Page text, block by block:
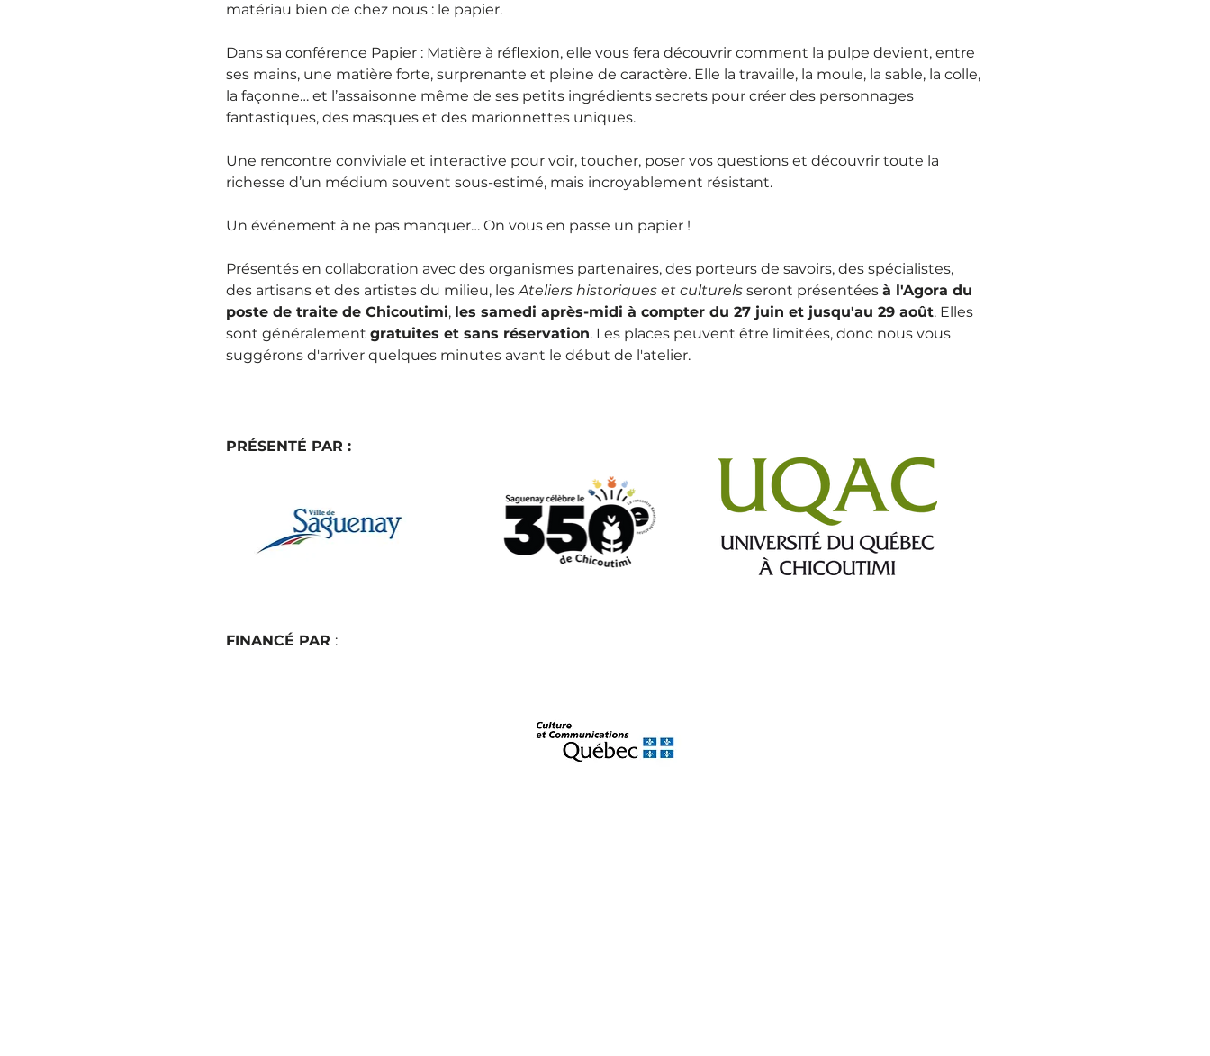
matériau bien de chez nous : le papier.
Dans sa conférence Papier : Matière à réflexion, elle vous fera découvrir comment la pulpe devient, entre
ses mains, une matière forte, surprenante et pleine de caractère. Elle la travaille, la moule, la sable, la colle,
la façonne… et l’assaisonne même de ses petits ingrédients secrets pour créer des personnages
fantastiques, des masques et des marionnettes uniques.
Une rencontre conviviale et interactive pour voir, toucher, poser vos questions et découvrir toute la
richesse d’un médium souvent sous-estimé, mais incroyablement résistant.
Un événement à ne pas manquer… On vous en passe un papier !
Présentés en collaboration avec des organismes partenaires, des porteurs de savoirs, des spécialistes,
des artisans et des artistes du milieu, les Ateliers historiques et culturels seront présentées à l'Agora du
poste de traite de Chicoutimi, les samedi après-midi à compter du 27 juin et jusqu'au 29 août. Elles
sont généralement gratuites et sans réservation. Les places peuvent être limitées, donc nous vous
suggérons d'arriver quelques minutes avant le début de l'atelier.
PRÉSENTÉ PAR :
FINANCÉ PAR :